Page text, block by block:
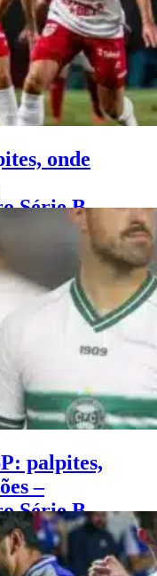
onde
Série B
palpites,
–
Série B